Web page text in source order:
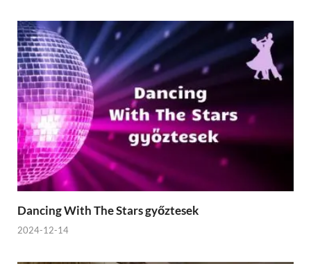
Dancing With The Stars győztesek
2024-12-14